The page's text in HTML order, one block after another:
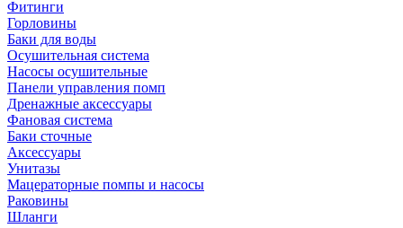
Фитинги
Горловины
Баки для воды
Осушительная система
Насосы осушительные
Панели управления помп
Дренажные аксессуары
Фановая система
Баки сточные
Аксессуары
Унитазы
Мацераторные помпы и насосы
Раковины
Шланги